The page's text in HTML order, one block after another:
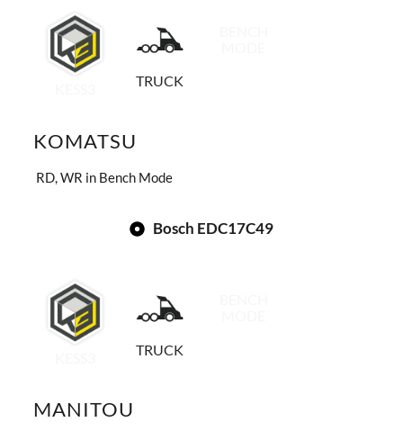
TRUCK
KOMATSU
RD, WR in Bench Mode
Bosch EDC17C49
TRUCK
MANITOU